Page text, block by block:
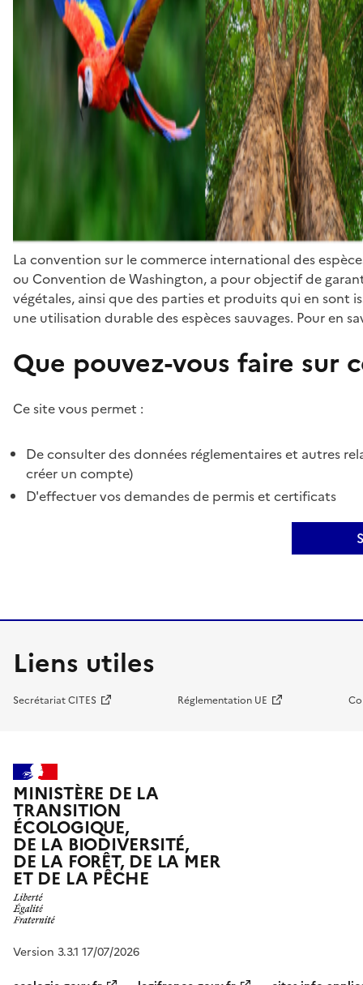
La convention sur le commerce international des
ou Convention de Washington, a pour objectif de
végétales, ainsi que des parties et produits qui en sont
une utilisation durable des espèces sauvages. Pour en
Que pouvez-vous faire sur
Ce site vous permet :
De consulter des données réglementaires et autres
créer un compte)
D'effectuer vos demandes de permis et certificats
Liens utiles
Secrétariat CITES Réglementation UE
MINISTÈRE DE LA
TRANSITION
ÉCOLOGIQUE,
DE LA BIODIVERSITÉ,
DE LA FORÊT, DE LA MER
ET DE LA PÊCHE
Version 3.3.1 17/07/2026